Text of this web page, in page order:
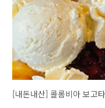
애피타이저에 있던 바바가누쉬,
주문했고 음..
[내돈내산] 콜롬비아 보고